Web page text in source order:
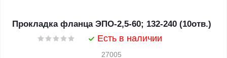
Прокладка фланца ЭПО-2,5-60; 132-240 (10отв.)
Есть в наличии
27005